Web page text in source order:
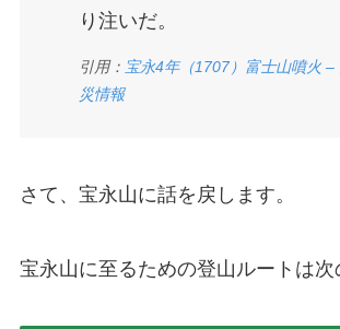
り注いだ。
引用： 宝永4年（1707）富士山噴火 –
災情報
さて、宝永山に話を戻します。
宝永山に至るための登山ルートは次